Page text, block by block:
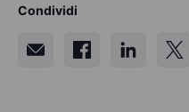
Condividi